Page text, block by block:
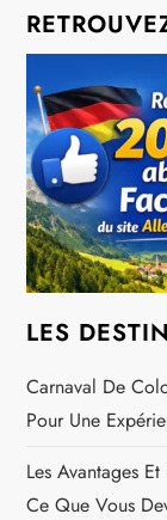
i
o
n
d
e
l
’
a
r
LES
Carnaval De
Pour Une
Les Avantages
Ce Que Vous